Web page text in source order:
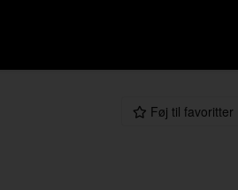
Føj til favoritter